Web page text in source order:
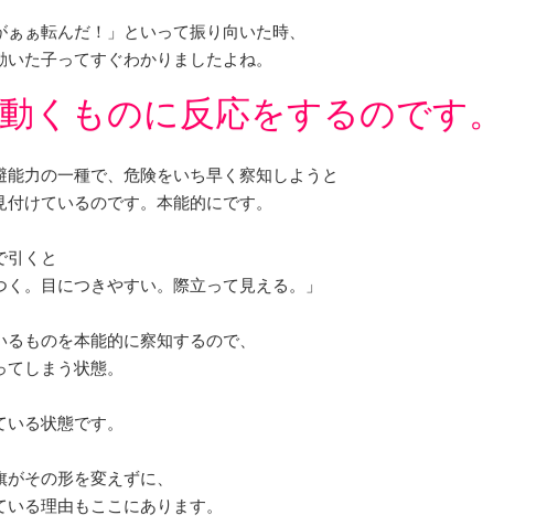
ぁぁ転んだ！」といって振り向いた時、
いた子ってすぐわかりましたよね。
くものに反応をするのです。
能力の一種で、危険をいち早く察知しようと
けているのです。本能的にです。
引くと
く。目につきやすい。際立って見える。」
るものを本能的に察知するので、
しまう状態。
る状態です。
その形を変えずに、
る理由もここにあります。